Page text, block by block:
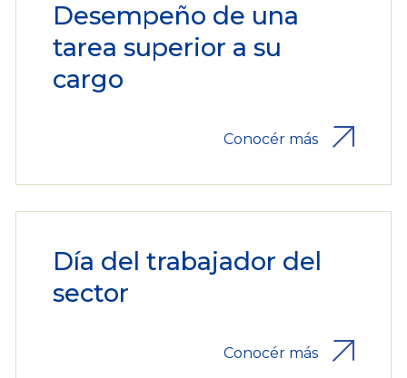
Desempeño de una
tarea superior a su
cargo
Conocér más
Día del trabajador del
sector
Conocér más